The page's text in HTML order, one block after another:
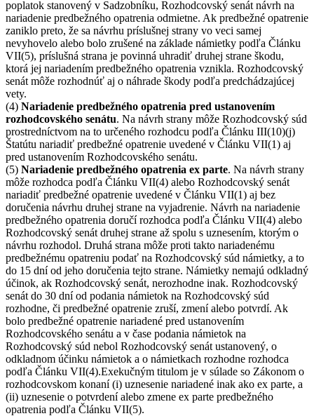
poplatok stanovený v Sadzobníku, Rozhodcovský senát návrh na
nariadenie predbežného opatrenia odmietne. Ak predbežné opatrenie
zaniklo preto, že sa návrhu príslušnej strany vo veci samej
nevyhovelo alebo bolo zrušené na základe námietky podľa Článku
VII(5), príslušná strana je povinná uhradiť druhej strane škodu,
ktorá jej nariadením predbežného opatrenia vznikla. Rozhodcovský
senát môže rozhodnúť aj o náhrade škody podľa predchádzajúcej
vety.
(4) Nariadenie predbežného opatrenia pred ustanovením
rozhodcovského senátu. Na návrh strany môže Rozhodcovský súd
prostredníctvom na to určeného rozhodcu podľa Článku III(10)(j)
Štatútu nariadiť predbežné opatrenie uvedené v Článku VII(1) aj
pred ustanovením Rozhodcovského senátu.
(5) Nariadenie predbežného opatrenia ex parte. Na návrh strany
môže rozhodca podľa Článku VII(4) alebo Rozhodcovský senát
nariadiť predbežné opatrenie uvedené v Článku VII(1) aj bez
doručenia návrhu druhej strane na vyjadrenie. Návrh na nariadenie
predbežného opatrenia doručí rozhodca podľa Článku VII(4) alebo
Rozhodcovský senát druhej strane až spolu s uznesením, ktorým o
návrhu rozhodol. Druhá strana môže proti takto nariadenému
predbežnému opatreniu podať na Rozhodcovský súd námietky, a to
do 15 dní od jeho doručenia tejto strane. Námietky nemajú odkladný
účinok, ak Rozhodcovský senát, nerozhodne inak. Rozhodcovský
senát do 30 dní od podania námietok na Rozhodcovský súd
rozhodne, či predbežné opatrenie zruší, zmení alebo potvrdí. Ak
bolo predbežné opatrenie nariadené pred ustanovením
Rozhodcovského senátu a v čase podania námietok na
Rozhodcovský súd nebol Rozhodcovský senát ustanovený, o
odkladnom účinku námietok a o námietkach rozhodne rozhodca
podľa Článku VII(4).Exekučným titulom je v súlade so Zákonom o
rozhodcovskom konaní (i) uznesenie nariadené inak ako ex parte, a
(ii) uznesenie o potvrdení alebo zmene ex parte predbežného
opatrenia podľa Článku VII(5).